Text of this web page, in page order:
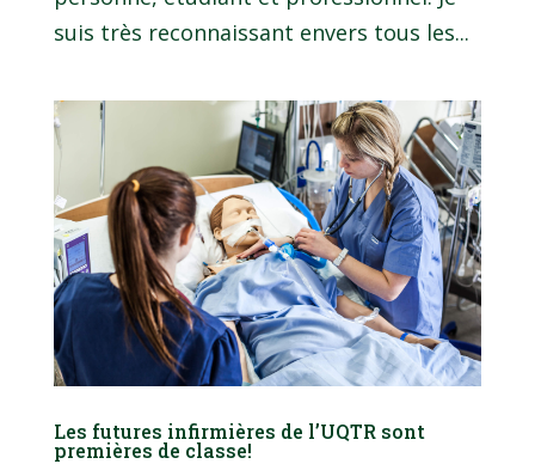
suis très reconnaissant envers tous les...
Les futures infirmières de l’UQTR sont
premières de classe!